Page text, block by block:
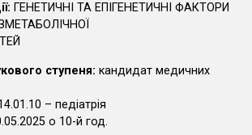
ГЕНЕТИЧНІ ТА ЕПІГЕНЕТИЧНІ ФАКТОРИ
ступеня: кандидат медичних
– педіатрія
о 10-й год.